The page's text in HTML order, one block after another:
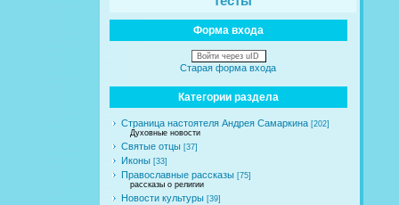
Форма входа
Войти через uID
Старая форма входа
Категории раздела
Страница настоятеля Андрея Самаркина [202]
Духовные новости
Святые отцы [37]
Иконы [33]
Православные рассказы [75]
рассказы о религии
Новости культуры [39]